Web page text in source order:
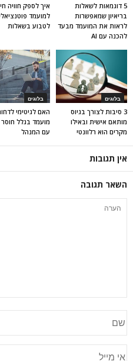
איך לספק חוויה
למועמד
לטבוע בשאלות
5 דוגמאות לשאלות
בריאיון שמאפשרות
לראות את המועמד מבעד
להכנה עם AI
בלוגים
האם לגיטימי
מועמד בגלל חוסר
עם המנהל
בלוגים
3 סיבות לצורך בגיוס
מותאם אישית ובאילו
מקרים הוא רלוונטי
אין תגובות
השאר תגובה